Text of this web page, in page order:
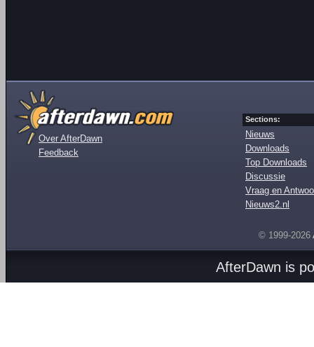
Over AfterDawn
Feedback
Sections:
Nieuws
Downloads
Top Downloads
Discussie
Vraag en
Nieuws2.nl
© 1999-2026
AfterDawn is